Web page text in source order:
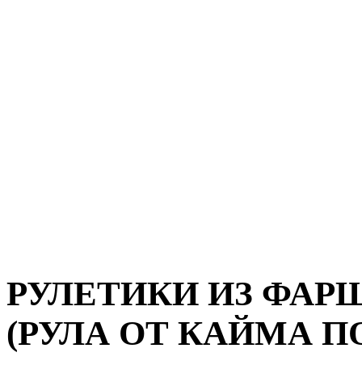
РУЛЕТИКИ ИЗ
(РУЛА ОТ КАЙМА